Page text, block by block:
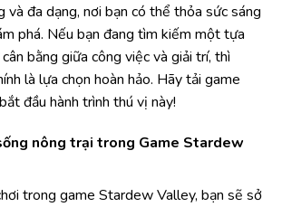
và đa dạng, nơi bạn có thể thỏa sức sáng
phá. Nếu bạn đang tìm kiếm một tựa
bằng giữa công việc và giải trí, thì
là lựa chọn hoàn hảo. Hãy tải game
đầu hành trình thú vị này!
nông trại trong Game Stardew
trong game Stardew Valley, bạn sẽ sở